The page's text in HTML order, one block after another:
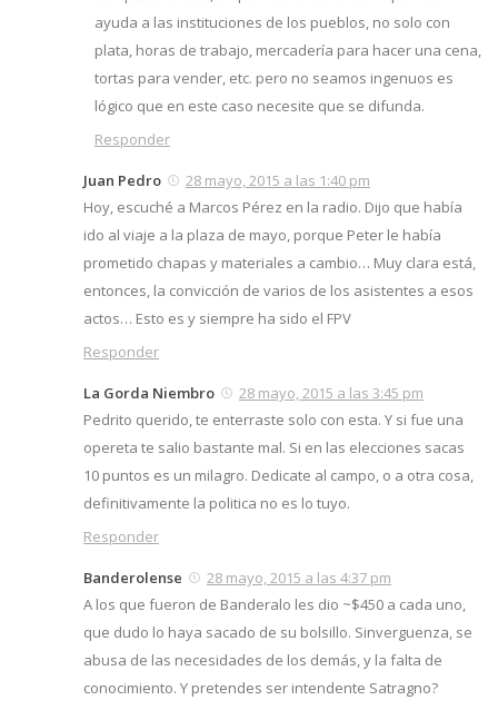
ayuda a las instituciones de los pueblos, no solo con
plata, horas de trabajo, mercadería para hacer una cena,
tortas para vender, etc. pero no seamos ingenuos es
lógico que en este caso necesite que se difunda.
Responder
Juan Pedro
28 mayo, 2015 a las 1:40 pm
Hoy, escuché a Marcos Pérez en la radio. Dijo que había
ido al viaje a la plaza de mayo, porque Peter le había
prometido chapas y materiales a cambio… Muy clara está,
entonces, la convicción de varios de los asistentes a esos
actos… Esto es y siempre ha sido el FPV
Responder
La Gorda Niembro
28 mayo, 2015 a las 3:45 pm
Pedrito querido, te enterraste solo con esta. Y si fue una
opereta te salio bastante mal. Si en las elecciones sacas
10 puntos es un milagro. Dedicate al campo, o a otra cosa,
definitivamente la politica no es lo tuyo.
Responder
Banderolense
28 mayo, 2015 a las 4:37 pm
A los que fueron de Banderalo les dio ~$450 a cada uno,
que dudo lo haya sacado de su bolsillo. Sinverguenza, se
abusa de las necesidades de los demás, y la falta de
conocimiento. Y pretendes ser intendente Satragno?